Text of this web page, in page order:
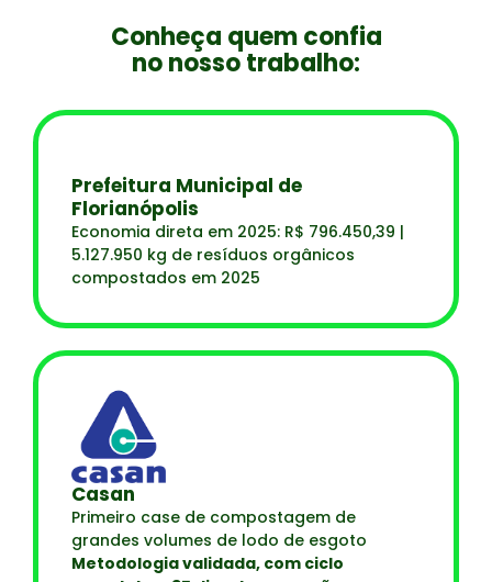
Conheça quem confia
no nosso trabalho:
Prefeitura Municipal de
Florianópolis
Economia direta em 2025: R$ 796.450,39 |
5.127.950 kg de resíduos orgânicos
compostados em 2025
Casan
Primeiro case de compostagem de
grandes volumes de lodo de esgoto
Metodologia validada, com ciclo